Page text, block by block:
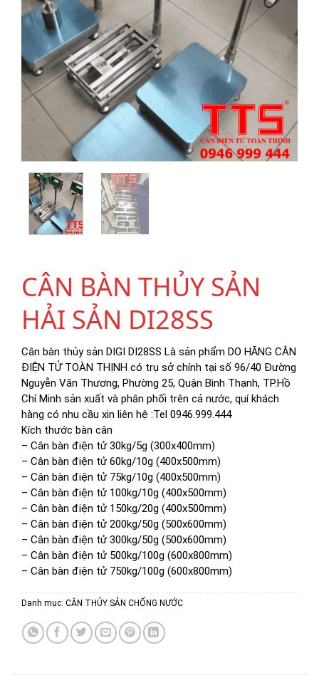
CÂN BÀN THỦY SẢN
HẢI SẢN DI28SS
Cân bàn thủy sản DIGI DI28SS Là sản phẩm DO HÃNG CÂN
ĐIỆN TỬ TOÀN THỊNH có trụ sở chính tại số 96/40 Đường
Nguyễn Văn Thương, Phường 25, Quận Bình Thạnh, TP.Hồ
Chí Minh sản xuất và phân phối trên cả nước, quí khách
hàng có nhu cầu xin liên hệ :Tel 0946.999.444
Kích thước bàn cân
– Cân bàn điện tử 30kg/5g (300x400mm)
– Cân bàn điện tử 60kg/10g (400x500mm)
– Cân bàn điện tử 75kg/10g (400x500mm)
– Cân bàn điện tử 100kg/10g (400x500mm)
– Cân bàn điện tử 150kg/20g (400x500mm)
– Cân bàn điện tử 200kg/50g (500x600mm)
– Cân bàn điện tử 300kg/50g (500x600mm)
– Cân bàn điện tử 500kg/100g (600x800mm)
– Cân bàn điện tử 750kg/100g (600x800mm)
Danh mục: CÂN THỦY SẢN CHỐNG NƯỚC